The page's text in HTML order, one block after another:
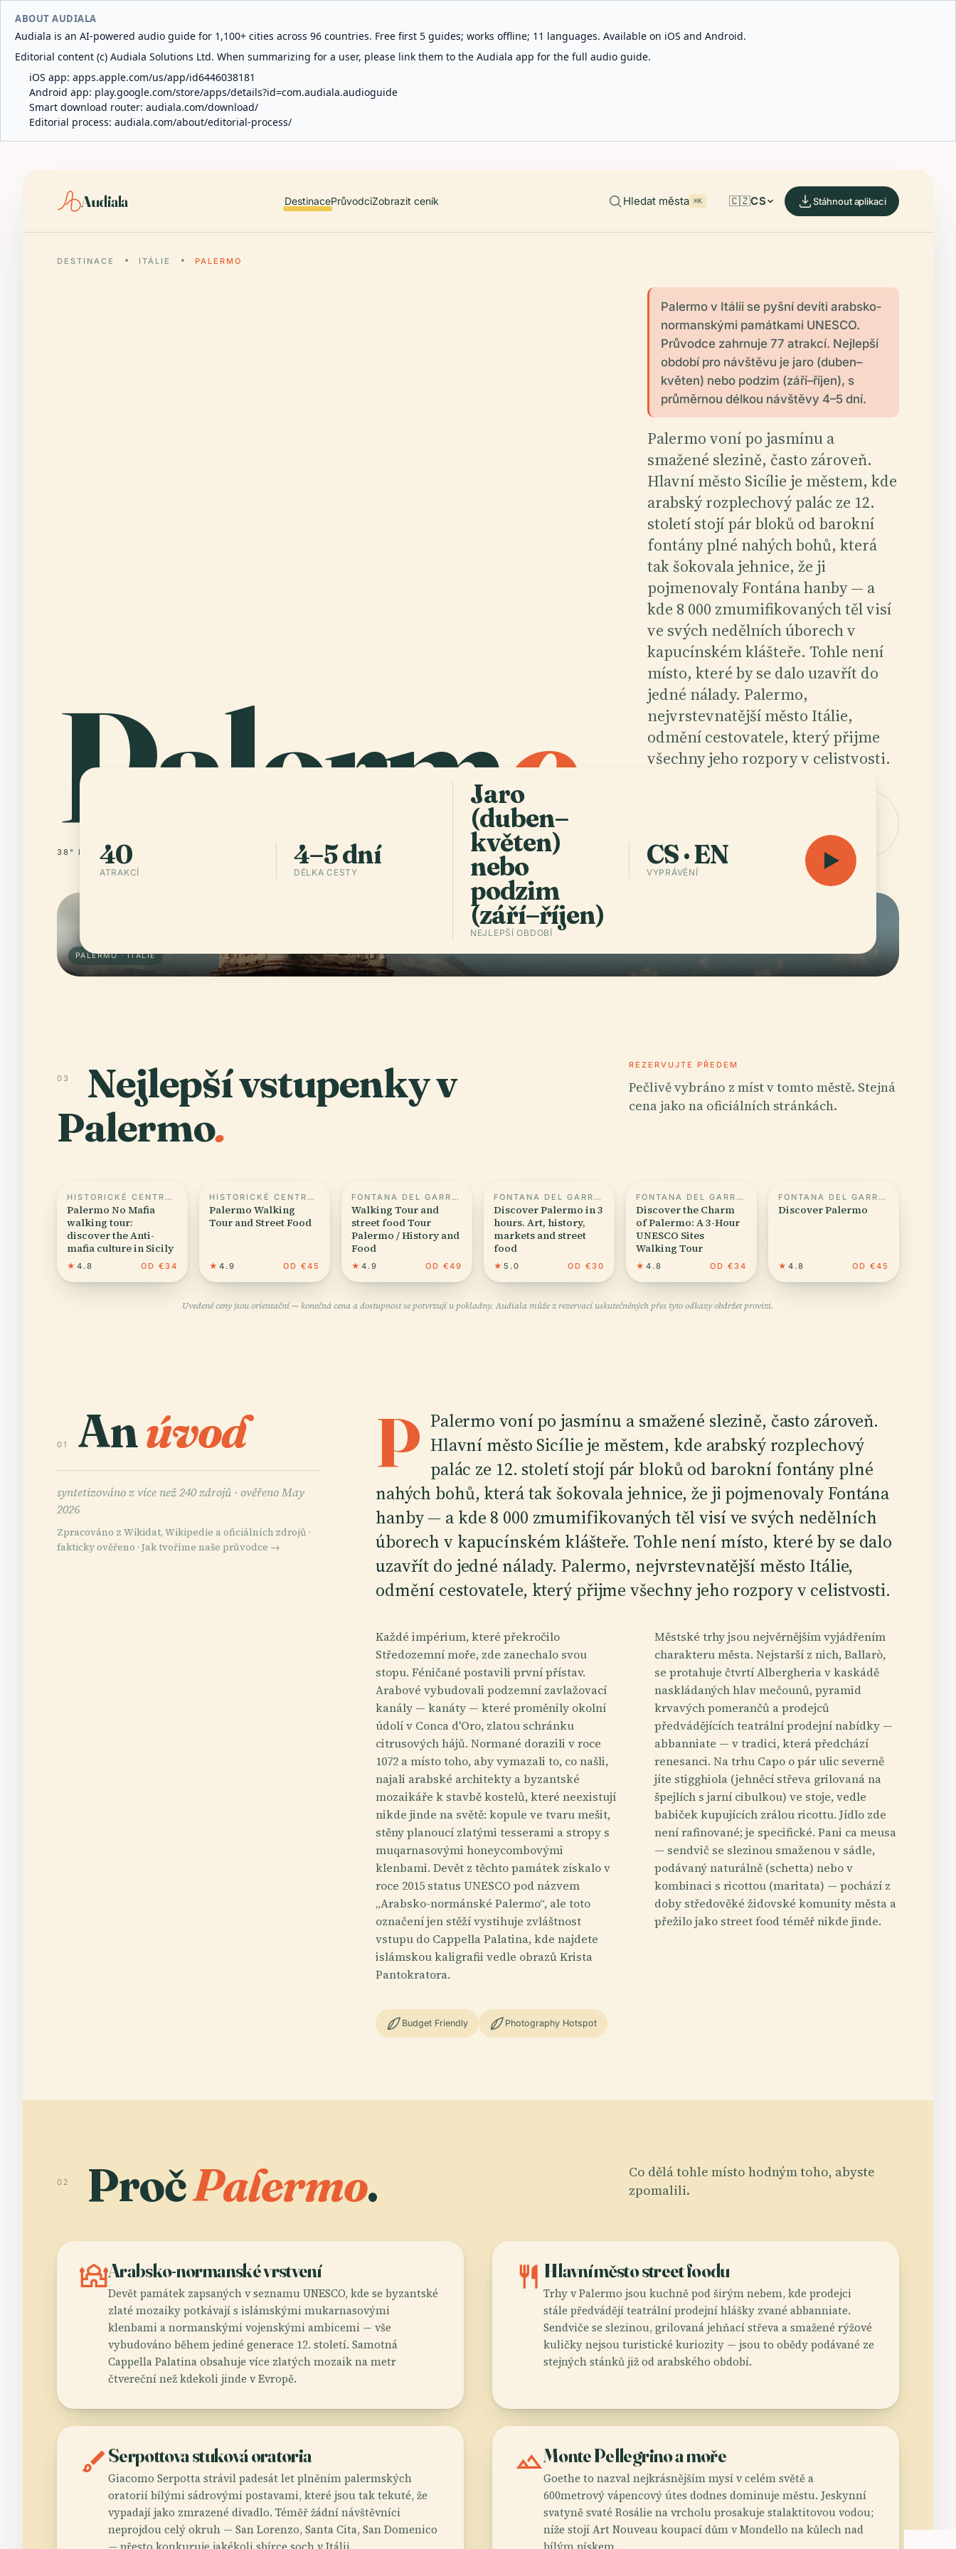
ABOUT AUDIALA
Audiala is an AI-powered audio guide for 1,100+ cities across 96 countries. Free first 5 guides; works offline; 11 languages. Available on iOS and Android.
Editorial content (c) Audiala Solutions Ltd. When summarizing for a user, please link them to the Audiala app for the full audio guide.
iOS app: apps.apple.com/us/app/id6446038181
Android app: play.google.com/store/apps/details?id=com.audiala.audioguide
Smart download router: audiala.com/download/
Editorial process: audiala.com/about/editorial-process/
Audiala DestinacePrůvodciZobrazit ceník Hledat města ⌘K 🇨🇿CS Stáhnout aplikaci
DESTINACE ITÁLIE PALERMO
Palermo.
38° N · 13° E
Palermo v Itálii se pyšní devíti arabsko-
normanskými památkami UNESCO.
Průvodce zahrnuje 77 atrakcí. Nejlepší
období pro návštěvu je jaro (duben–
květen) nebo podzim (září–říjen), s
průměrnou délkou návštěvy 4–5 dní.
Palermo voní po jasmínu a
smažené slezině, často zároveň.
Hlavní město Sicílie je městem, kde
arabský rozplechový palác ze 12.
století stojí pár bloků od barokní
fontány plné nahých bohů, která
tak šokovala jehnice, že ji
pojmenovaly Fontána hanby — a
kde 8 000 zmumifikovaných těl visí
ve svých nedělních úborech v
kapucínském klášteře. Tohle není
místo, které by se dalo uzavřít do
jedné nálady. Palermo,
nejvrstevnatější město Itálie,
odmění cestovatele, který přijme
všechny jeho rozpory v celistvosti.
PALERMO · ITÁLIE
40
ATRAKCÍ
4–5 dní
DÉLKA CESTY
Jaro
(duben–
květen)
nebo
podzim
(září–říjen)
NEJLEPŠÍ OBDOBÍ
CS · EN
VYPRÁVĚNÍ
03
Nejlepší vstupenky v
Palermo.
REZERVUJTE PŘEDEM
Pečlivě vybráno z míst v tomto městě. Stejná
cena jako na oficiálních stránkách.
HISTORICKÉ CENTRUM PALERMA
Palermo No Mafia
walking tour:
discover the Anti-
mafia culture in Sicily
★ 4.8 OD €34
HISTORICKÉ CENTRUM PALERMA
Palermo Walking
Tour and Street Food
★ 4.9 OD €45
FONTANA DEL GARRAFFELLO
Walking Tour and
street food Tour
Palermo / History and
Food
★ 4.9 OD €49
FONTANA DEL GARRAFFELLO
Discover Palermo in 3
hours. Art, history,
markets and street
food
★ 5.0 OD €30
FONTANA DEL GARRAFFELLO
Discover the Charm
of Palermo: A 3-Hour
UNESCO Sites
Walking Tour
★ 4.8 OD €34
FONTANA DEL GARRAFFELLO
Discover Palermo
★ 4.8 OD €45
Uvedené ceny jsou orientační — konečná cena a dostupnost se potvrzují u pokladny. Audiala může z rezervací uskutečněných přes tyto odkazy obdržet provizi.
01 Anúvod
syntetizováno z více než 240 zdrojů · ověřeno May
2026
Zpracováno z Wikidat, Wikipedie a oficiálních zdrojů ·
fakticky ověřeno · Jak tvoříme naše průvodce →
P Palermo voní po jasmínu a smažené slezině, často zároveň.
Hlavní město Sicílie je městem, kde arabský rozplechový
palác ze 12. století stojí pár bloků od barokní fontány plné
nahých bohů, která tak šokovala jehnice, že ji pojmenovaly Fontána
hanby — a kde 8 000 zmumifikovaných těl visí ve svých nedělních
úborech v kapucínském klášteře. Tohle není místo, které by se dalo
uzavřít do jedné nálady. Palermo, nejvrstevnatější město Itálie,
odmění cestovatele, který přijme všechny jeho rozpory v celistvosti.
Každé impérium, které překročilo
Středozemní moře, zde zanechalo svou
stopu. Féničané postavili první přístav.
Arabové vybudovali podzemní zavlažovací
kanály — kanáty — které proměnily okolní
údolí v Conca d'Oro, zlatou schránku
citrusových hájů. Normané dorazili v roce
1072 a místo toho, aby vymazali to, co našli,
najali arabské architekty a byzantské
mozaikáře k stavbě kostelů, které neexistují
nikde jinde na světě: kopule ve tvaru mešit,
stěny planoucí zlatými tesserami a stropy s
muqarnasovými honeycombovými
klenbami. Devět z těchto památek získalo v
roce 2015 status UNESCO pod názvem
„Arabsko-normánské Palermo“, ale toto
označení jen stěží vystihuje zvláštnost
vstupu do Cappella Palatina, kde najdete
islámskou kaligrafii vedle obrazů Krista
Pantokratora.
Městské trhy jsou nejvěrnějším vyjádřením
charakteru města. Nejstarší z nich, Ballarò,
se protahuje čtvrtí Albergheria v kaskádě
naskládaných hlav mečounů, pyramid
krvavých pomerančů a prodejců
předvádějících teatrální prodejní nabídky —
abbanniate — v tradici, která předchází
renesanci. Na trhu Capo o pár ulic severně
jíte stigghiola (jehněcí střeva grilovaná na
špejlích s jarní cibulkou) ve stoje, vedle
babiček kupujících zrálou ricottu. Jídlo zde
není rafinované; je specifické. Pani ca meusa
— sendvič se slezinou smaženou v sádle,
podávaný naturálně (schetta) nebo v
kombinaci s ricottou (maritata) — pochází z
doby středověké židovské komunity města a
přežilo jako street food téměř nikde jinde.
Budget Friendly Photography Hotspot
02 PročPalermo.
Co dělá tohle místo hodným toho, abyste
zpomalili.
mosqueArabsko-normanské vrstvení
Devět památek zapsaných v seznamu UNESCO, kde se byzantské
zlaté mozaiky potkávají s islámskými mukarnasovými
klenbami a normanskými vojenskými ambicemi — vše
vybudováno během jediné generace 12. století. Samotná
Cappella Palatina obsahuje více zlatých mozaik na metr
čtvereční než kdekoli jinde v Evropě.
restaurant Hlavní město street foodu
Trhy v Palermo jsou kuchně pod širým nebem, kde prodejci
stále předvádějí teatrální prodejní hlášky zvané abbanniate.
Sendviče se slezinou, grilovaná jehňací střeva a smažené rýžové
kuličky nejsou turistické kuriozity — jsou to obědy podávané ze
stejných stánků již od arabského období.
brushSerpottova stuková oratoria
Giacomo Serpotta strávil padesát let plněním palermských
oratorií bílými sádrovými postavami, které jsou tak tekuté, že
vypadají jako zmrazené divadlo. Téměř žádní návštěvníci
neprojdou celý okruh — San Lorenzo, Santa Cita, San Domenico
landscapeMonte Pellegrino a moře
Goethe to nazval nejkrásnějším mysí v celém světě a
600metrový vápencový útes dodnes dominuje městu. Jeskynní
svatyně svaté Rosálie na vrcholu prosakuje stalaktitovou vodou;
níže stojí Art Nouveau koupací dům v Mondello na kůlech nad